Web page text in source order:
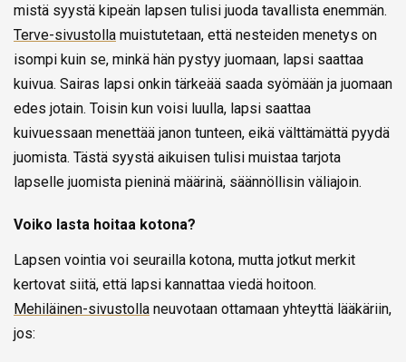
mistä syystä kipeän lapsen tulisi juoda tavallista enemmän.
Terve-sivustolla muistutetaan, että nesteiden menetys on
isompi kuin se, minkä hän pystyy juomaan, lapsi saattaa
kuivua. Sairas lapsi onkin tärkeää saada syömään ja juomaan
edes jotain. Toisin kun voisi luulla, lapsi saattaa
kuivuessaan menettää janon tunteen, eikä välttämättä pyydä
juomista. Tästä syystä aikuisen tulisi muistaa tarjota
lapselle juomista pieninä määrinä, säännöllisin väliajoin.
Voiko lasta hoitaa kotona?
Lapsen vointia voi seurailla kotona, mutta jotkut merkit
kertovat siitä, että lapsi kannattaa viedä hoitoon.
Mehiläinen-sivustolla neuvotaan ottamaan yhteyttä lääkäriin,
jos: